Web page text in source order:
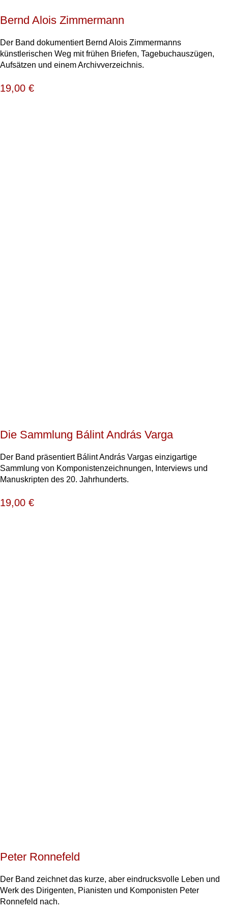
Bernd Alois Zimmermann
Der Band dokumentiert Bernd Alois Zimmermanns
künstlerischen Weg mit frühen Briefen, Tagebuchauszügen,
Aufsätzen und einem Archivverzeichnis.
19,00 €
Die Sammlung Bálint András Varga
Der Band präsentiert Bálint András Vargas einzigartige
Sammlung von Komponistenzeichnungen, Interviews und
Manuskripten des 20. Jahrhunderts.
19,00 €
Peter Ronnefeld
Der Band zeichnet das kurze, aber eindrucksvolle Leben und
Werk des Dirigenten, Pianisten und Komponisten Peter
Ronnefeld nach.